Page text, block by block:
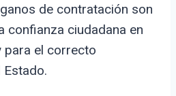
de contratación son
confianza ciudadana en
para el correcto